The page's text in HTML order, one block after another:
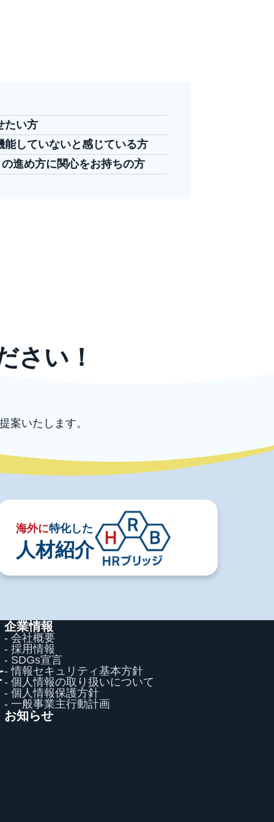
たい方
能していないと感じている方
進め方に関心をお持ちの方
さい！
案いたします。
海外に特化した
人材紹介
企業情報
- 会社概要
- 採用情報
- SDGs宣言
- 情報セキュリティ基本方針
- 個人情報の取り扱いについて
- 個人情報保護方針
- 一般事業主行動計画
お知らせ